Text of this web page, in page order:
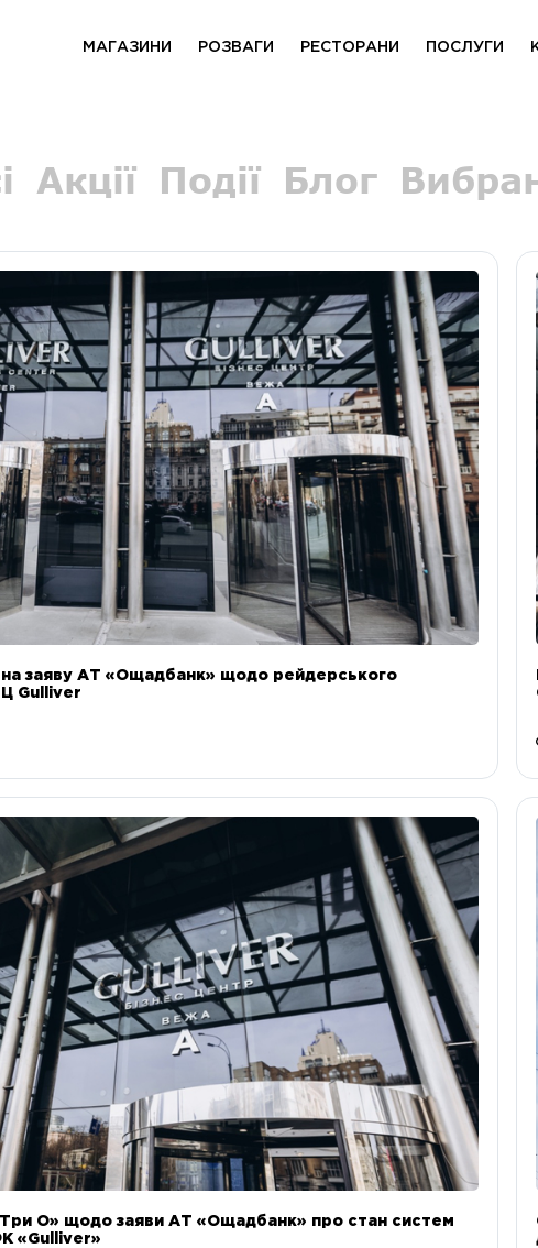
МАГАЗИНИ РОЗВАГИ РЕСТОРАНИ ПОСЛУГИ
Акції Події Блог
на заяву АТ «Ощадбанк» щодо рейдерського
Gulliver
О» щодо заяви АТ «Ощадбанк» про стан систем
«Gulliver»